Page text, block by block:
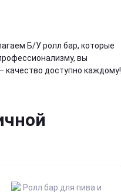
Б/Уролл бар, которые
вы
качество доступно каждому!